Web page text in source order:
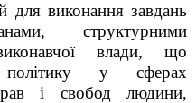
для виконання завдань
структурними
влади, що
політику у сферах
і свобод людини,